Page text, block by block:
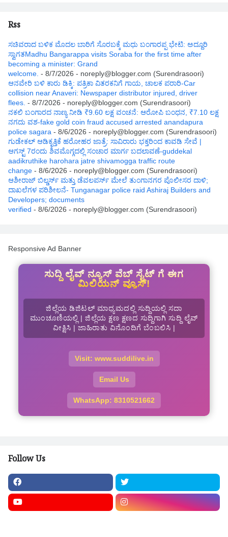
Rss
ಸಚಿವರಾದ ಬಳಿಕ ಮೊದಲ ಬಾರಿಗೆ ಸೊರಬಕ್ಕೆ ಮಧು ಬಂಗಾರಪ್ಪ ಭೇಟಿ: ಅದ್ದೂರಿ
ಸ್ವಾಗತMadhu Bangarappa visits Soraba for the first time after
becoming a minister: Grand
welcome. - 8/7/2026 - noreply@blogger.com (Surendrasoori)
ಆನವೇರಿ ಬಳಿ ಕಾರು ಡಿಕ್ಕಿ: ಪತ್ರಿಕಾ ವಿತರಕನಿಗೆ ಗಾಯ, ಚಾಲಕ ಪರಾರಿ-Car
collision near Anaveri: Newspaper distributor injured, driver
flees. - 8/7/2026 - noreply@blogger.com (Surendrasoori)
ನಕಲಿ ಬಂಗಾರದ ನಾಣ್ಯ ನೀಡಿ ₹9.60 ಲಕ್ಷ ವಂಚನೆ: ಆರೋಪಿ ಬಂಧನ, ₹7.10 ಲಕ್ಷ
ನಗದು ವಶ-fake gold coin fraud accused arrested anandapura
police sagara - 8/6/2026 - noreply@blogger.com (Surendrasoori)
ಗುಡೇಕಲ್ ಆಡಿಕೃತ್ತಿಕೆ ಹರೋಹರ ಜಾತ್ರೆ: ಸಾವಿರಾರು ಭಕ್ತರಿಂದ ಕಾವಡಿ ಸೇವೆ |
ಆಗಸ್ಟ್ 7ರಂದು ಶಿವಮೊಗ್ಗದಲ್ಲಿ ಸಂಚಾರ ಮಾರ್ಗ ಬದಲಾವಣೆ-guddekal
aadikruthike harohara jatre shivamogga traffic route
change - 8/6/2026 - noreply@blogger.com (Surendrasoori)
ಆಶೀರಾಜ್ ಬಿಲ್ಡರ್ಸ್ ಮತ್ತು ಡೆವಲಪರ್ಸ್ ಮೇಲೆ ತುಂಗಾನಗರ ಪೊಲೀಸರ ದಾಳಿ;
ದಾಖಲೆಗಳ ಪರಿಶೀಲನೆ- Tunganagar police raid Ashiraj Builders and
Developers; documents
verified - 8/6/2026 - noreply@blogger.com (Surendrasoori)
Responsive Ad Banner
ಸುದ್ದಿ ಲೈವ್ ನ್ಯೂಸ್ ವೆಬ್ ಸೈಟ್ ಗೆ ಈಗ
ಮಿಲಿಯನ್ ವ್ಯೂಸ್!
ಜಿಲ್ಲೆಯ ಡಿಜಿಟಲ್ ಮಾಧ್ಯಮದಲ್ಲಿ ಸುದ್ದಿಯಲ್ಲಿ ಸದಾ
ಮುಂಚೂಣಿಯಲ್ಲಿ | ಜಿಲ್ಲೆಯ ಕ್ಷಣ ಕ್ಷಣದ ಸುದ್ದಿಗಾಗಿ ಸುದ್ದಿ ಲೈವ್
ವೀಕ್ಷಿಸಿ | ಜಾಹಿರಾತು ವಿನೊಂದಿಗೆ ಬೆಂಬಲಿಸಿ |
Visit: www.suddilive.in
Email Us
WhatsApp: 8310521662
Follow Us